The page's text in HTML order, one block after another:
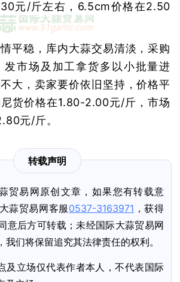
元/斤左右，6.5cm价格在2.50
平稳，库内大蒜交易清淡，采购
发市场及加工拿货多以小批量进
大，卖家要价依旧坚持，价格平
货价格在1.80-2.00元/斤，市场
元/斤。
转载声明
贸易网原创文章，如果您有转载意
蒜贸易网客服0537-3163971 ，获得
意后方可转载；未经国际大蒜贸易网
我们将保留追究其法律责任的权利。
及立场仅代表作者本人，不代表国际